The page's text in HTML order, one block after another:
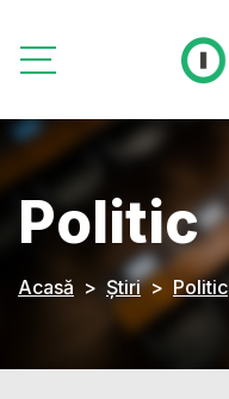
Politic
Acasă Știri Politic